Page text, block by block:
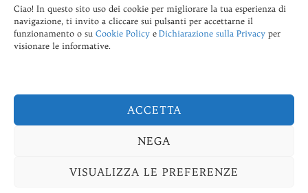
Ciao! In questo sito uso dei cookie per migliorare la tua esperienza di
navigazione, ti invito a cliccare sui pulsanti per accettarne il
funzionamento o su Cookie Policy e Dichiarazione sulla Privacy per
visionare le informative.
ACCETTA
NEGA
VISUALIZZA LE PREFERENZE
Risveglio di Coscienza, consapevolezza, spiritualità
pratica, ricerca interiore, Saggezza Anima-le, Divinazione
evolutiva, Massaggio Sonoro Armonico, Tecniche di
Copyright © 2026 Suono Armonico e Animali